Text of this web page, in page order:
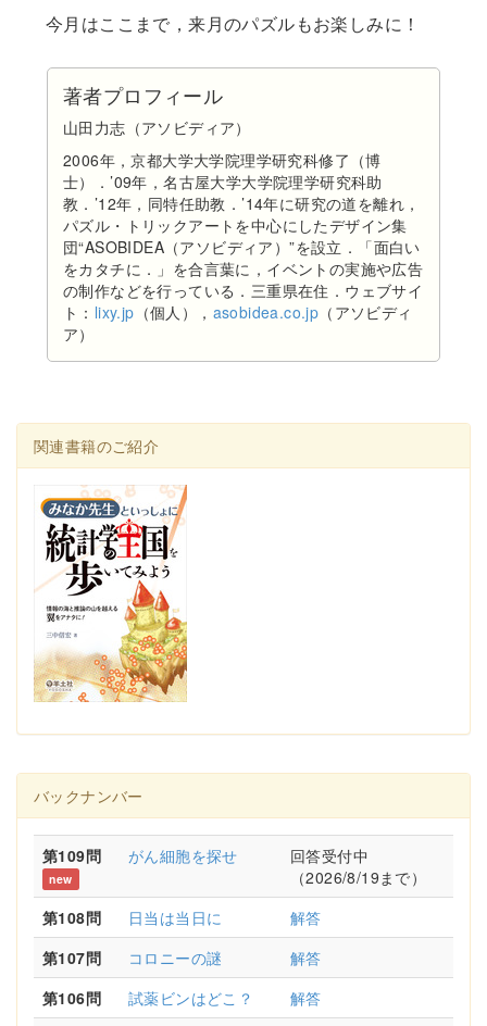
今月はここまで，来月のパズルもお楽しみに！
著者プロフィール
山田力志（アソビディア）
2006年，京都大学大学院理学研究科修了（博
士）．’09年，名古屋大学大学院理学研究科助
教．’12年，同特任助教．’14年に研究の道を離れ，
パズル・トリックアートを中心にしたデザイン集
団“ASOBIDEA（アソビディア）”を設立．「面白い
をカタチに．」を合言葉に，イベントの実施や広告
の制作などを行っている．三重県在住．ウェブサイ
ト： lixy.jp （個人）， asobidea.co.jp （アソビディ
ア）
関連書籍のご紹介
バックナンバー
第109問
new
がん細胞を探せ
回答受付中
（2026/8/19まで）
第108問
日当は当日に
解答
第107問
コロニーの謎
解答
第106問
試薬ビンはどこ？
解答